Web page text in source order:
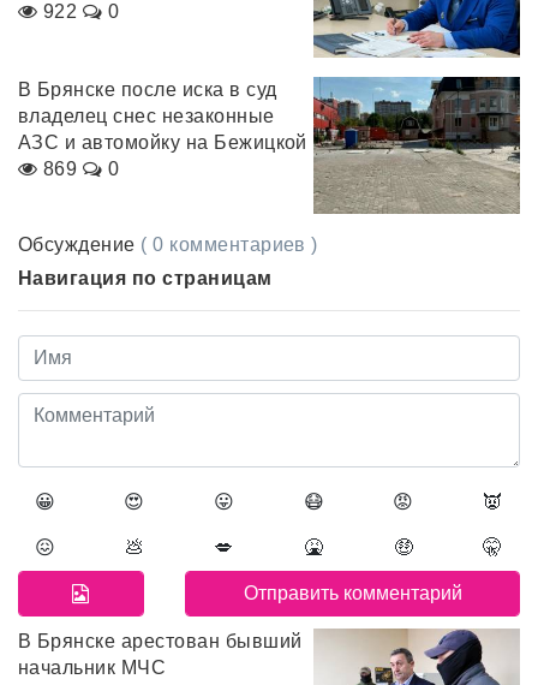
922
0
В Брянске после иска в суд
владелец снес незаконные
АЗС и автомойку на Бежицкой
869
0
Обсуждение ( 0 комментариев )
Навигация по страницам
😀 😍 😛 😷 😡 👿
😖 💩 💋 🤮 🤑 🤫
В Брянске арестован бывший
начальник МЧС